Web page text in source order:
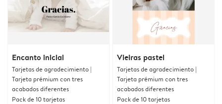
Encanto inicial
Tarjetas de agradecimiento |
Tarjeta prémium con tres
acabados diferentes
Pack de 10 tarjetas
Vieiras pastel
Tarjetas de agradecimiento |
Tarjeta prémium con tres
acabados diferentes
Pack de 10 tarjetas